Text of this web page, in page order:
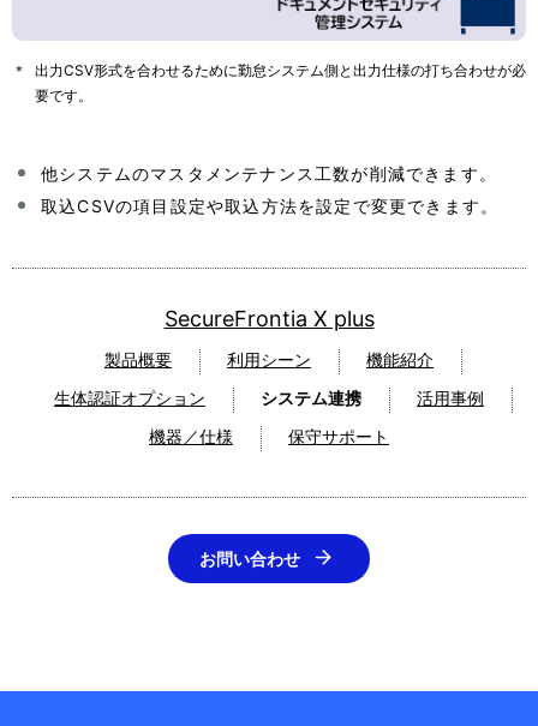
他システムのマスタメンテナンス工数が削減できます。
取込CSVの項目設定や取込方法を設定で変更できます。
＊
出力CSV形式を合わせるために勤怠システム側と出力仕様の打ち合わせが必
要です。
SecureFrontia X plus
製品概要 利用シーン
機能紹介
生体認証オプション
システム連携
活用事例
機器／仕様
保守サポート
お問い合わせ